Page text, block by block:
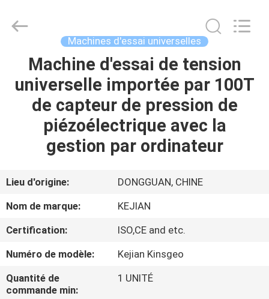
MAISON
PRODUITS
SUJET
DE
NOUS
VISITE
D'USINE
INSTRUMENT
CO.,LTD.
Machines d'essai universelles
Machine d'essai de tension
universelle importée par 100T
de capteur de pression de
piézoélectrique avec la
gestion par ordinateur
Lieu d'origine:
DONGGUAN, CHINE
Nom de marque:
KEJIAN
Certification:
ISO,CE and etc.
Numéro de modèle:
Kejian Kinsgeo
Quantité de
commande min:
1 UNITÉ